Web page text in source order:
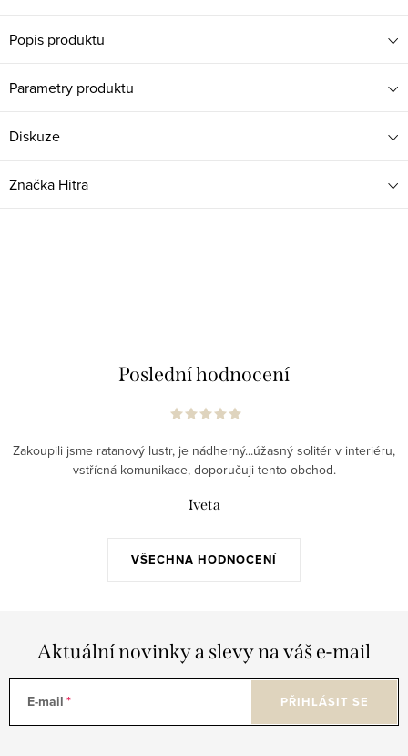
Popis produktu
Parametry produktu
Diskuze
Značka Hitra
Poslední hodnocení
VŠECHNA HODNOCENÍ
Zakoupili jsme ratanový lustr, je nádherný...úžasný solitér v interiéru,
vstřícná komunikace, doporučuji tento obchod.
Iveta
Aktuální novinky a slevy na váš e-mail
E-mail PŘIHLÁSIT SE